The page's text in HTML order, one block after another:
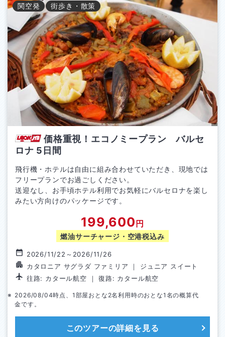
価格重視！エコノミープラン バルセ
ロナ 5 日間
飛行機・ホテルは自由に組み合わせていただき、現地では
フリープランでお過ごしください。
送迎なし、お手頃ホテル利用でお気軽にバルセロナを楽し
みたい方向けのパッケージです。
関空発 街歩き・散策
199,600円
燃油サーチャージ・空港税込み
2026/11/22 ～ 2026/11/26
カタロニア サグラダ ファミリア
｜ ジュニア スイート
往路: カタール航空 ｜ 復路: カタール航空
2026/08/04時点、1部屋おとな 2名利用時のおとな1名の概算代
金です。
このツアーの詳細を見る